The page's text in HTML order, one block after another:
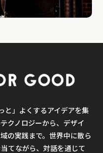
と」よくするアイデアを集
クノロジーから、デザイ
の実践まで。世界中に散ら
てながら、対話を通じて